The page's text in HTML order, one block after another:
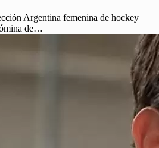
Argentina femenina de hockey
de…